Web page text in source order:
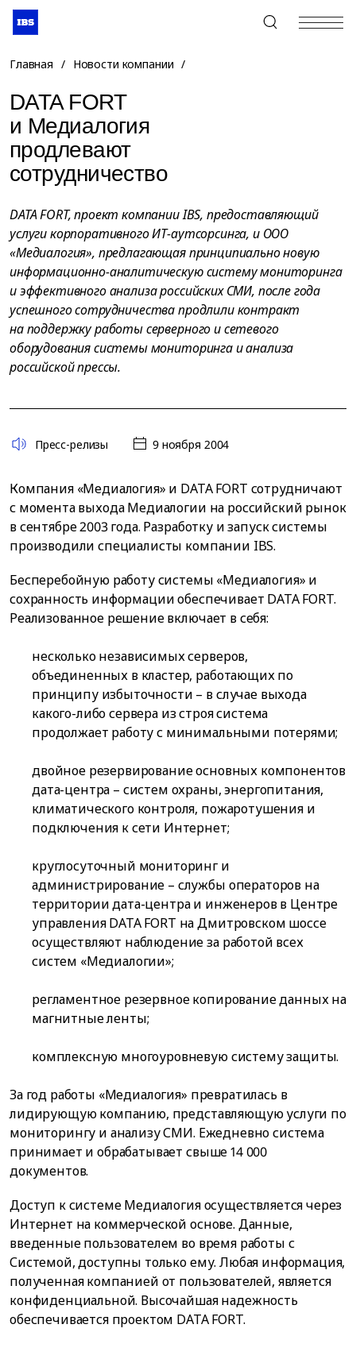
+7 (495) 967-80-80
Главная / Новости компании /
DATA FORT
и Медиалогия
продлевают
сотрудничество
DATA FORT, проект компании IBS, предоставляющий
услуги корпоративного ИТ-аутсорсинга, и ООО
«Медиалогия», предлагающая принципиально новую
информационно-аналитическую систему мониторинга
и эффективного анализа российских СМИ, после года
успешного сотрудничества продлили контракт
на поддержку работы серверного и сетевого
оборудования системы мониторинга и анализа
российской прессы.
Пресс-релизы 9 ноября 2004
Компания «Медиалогия» и DATA FORT сотрудничают
с момента выхода Медиалогии на российский рынок
в сентябре 2003 года. Разработку и запуск системы
производили специалисты компании IBS.
Бесперебойную работу системы «Медиалогия» и
сохранность информации обеспечивает DATA FORT.
Реализованное решение включает в себя:
несколько независимых серверов,
объединенных в кластер, работающих по
принципу избыточности – в случае выхода
какого-либо сервера из строя система
продолжает работу с минимальными потерями;
двойное резервирование основных компонентов
дата-центра – систем охраны, энергопитания,
климатического контроля, пожаротушения и
подключения к сети Интернет;
круглосуточный мониторинг и
администрирование – службы операторов на
территории дата-центра и инженеров в Центре
управления DATA FORT на Дмитровском шоссе
осуществляют наблюдение за работой всех
систем «Медиалогии»;
регламентное резервное копирование данных на
магнитные ленты;
комплексную многоуровневую систему защиты.
За год работы «Медиалогия» превратилась в
лидирующую компанию, представляющую услуги по
мониторингу и анализу СМИ. Ежедневно система
принимает и обрабатывает свыше 14 000
документов.
Доступ к системе Медиалогия осуществляется через
Интернет на коммерческой основе. Данные,
введенные пользователем во время работы с
Системой, доступны только ему. Любая информация,
полученная компанией от пользователей, является
конфиденциальной. Высочайшая надежность
обеспечивается проектом DATA FORT.